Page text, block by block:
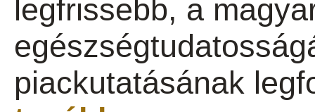
legfrissebb, a
piackutatásának